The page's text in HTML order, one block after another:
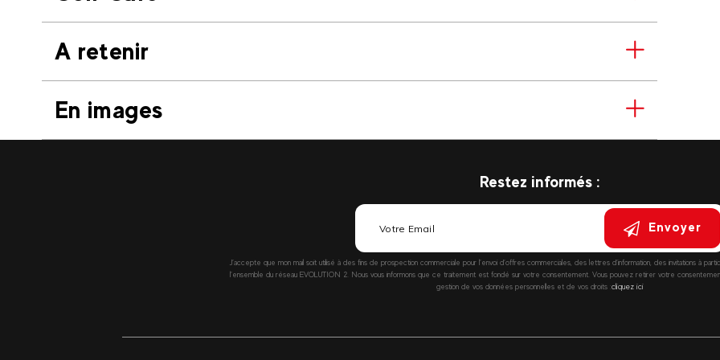
A retenir
En images
Restez informés :
Envoyer
J’accepte que mon mail soit utilisé à des fins de prospection commerciale pour l’envoi d’offres commerciales, des lettres d’information, des invitations à
l’ensemble du réseau EVOLUTION 2. Nous vous informons que ce traitement est fondé sur votre consentement. Vous pouvez retirer votre
gestion de vos données personnelles et de vos droits :cliquez ici